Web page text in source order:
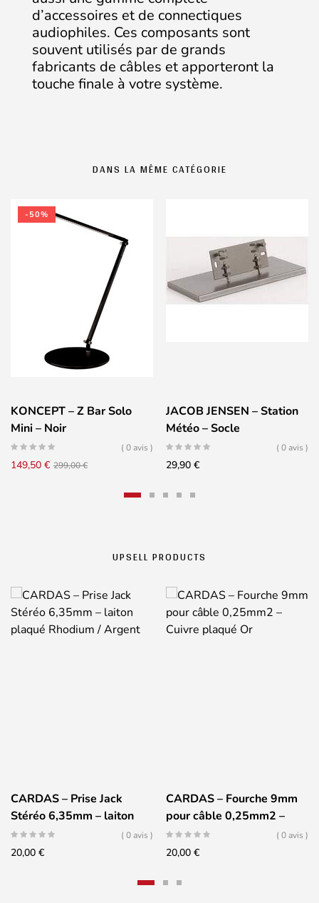
d’accessoires et de connectiques
audiophiles. Ces composants sont
souvent utilisés par de grands
fabricants de câbles et apporteront la
touche finale à votre système.
DANS LA MÊME CATÉGORIE
-50%
KONCEPT – Z Bar Solo
Mini – Noir
( 0 avis )
299,00€Le
149,50 €
Le
JACOB JENSEN – Station
Météo – Socle
( 0 avis )
29,90 €
UPSELL PRODUCTS
CARDAS – Prise Jack
Stéréo 6,35mm – laiton
plaqué Rhodium / Argent
( 0 avis )
20,00 €
CARDAS – Fourche 9mm
pour câble 0,25mm2 –
Cuivre plaqué Or
( 0 avis )
20,00 €